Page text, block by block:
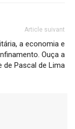
Article suivant
a economia e
Ouça a
de Pascal de Lima